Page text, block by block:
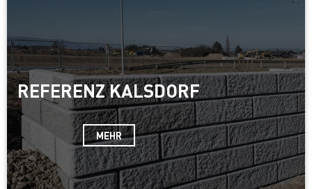
REFERENZ KALSDORF
MEHR